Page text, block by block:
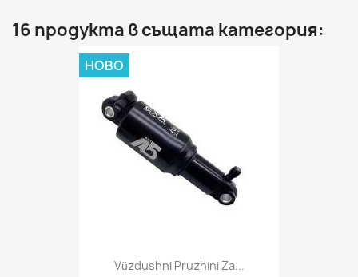
16 продукта в същата категория:
Vŭzdushni Pruzhini Za...
НОВО